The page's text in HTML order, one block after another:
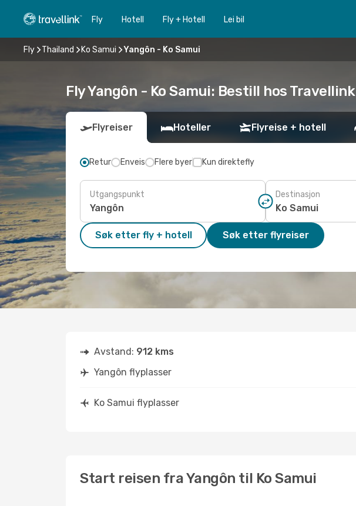
Fly Hotell Fly + Hotell Lei bil
Fly Thailand Ko Samui Yangôn - Ko Samui
Fly Yangôn - Ko Samui: Bestill hos Travellink
Flyreiser Hoteller Flyreise + hotell
Retur Enveis Flere byer Kun direktefly
Utgangspunkt Destinasjon
Søk etter fly + hotell Søk etter flyreiser
Avstand: 912 kms
Yangôn flyplasser
Ko Samui flyplasser
Start reisen fra Yangôn til Ko Samui